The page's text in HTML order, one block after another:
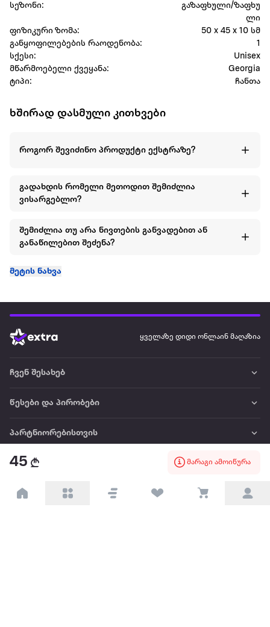
45 მარაგი ამოიწურა
სეზონი:
გაზაფხული/ზაფხუ
ლი
ფიზიკური ზომა:
50 x 45 x 10 სმ
განყოფილებების რაოდენობა:
1
სქესი:
Unisex
მწარმოებელი ქვეყანა:
Georgia
ტიპი:
ჩანთა
ხშირად დასმული კითხვები
როგორ შევიძინო პროდუქტი ექსტრაზე?
გადახდის რომელი მეთოდით შემიძლია
ვისარგებლო?
შემიძლია თუ არა ნივთების განვადებით ან
განაწილებით შეძენა?
მეტის ნახვა
ყველაზე დიდი ონლაინ მაღაზია
ჩვენ შესახებ
წესები და პირობები
პარტნიორებისთვის
ტრენდული
პოპულარული